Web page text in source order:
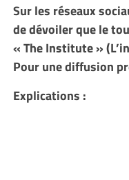
Sur les réseaux
de dévoiler que le
« The Institute »
Pour une diffusion
Explications :